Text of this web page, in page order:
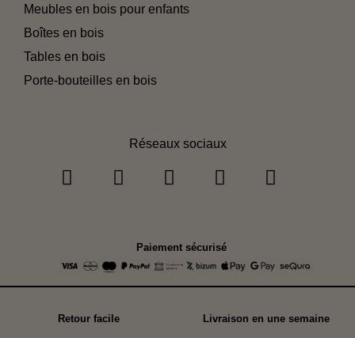
Meubles en bois pour enfants
Boîtes en bois
Tables en bois
Porte-bouteilles en bois
Réseaux sociaux
Paiement sécurisé
Retour facile Livraison en une semaine